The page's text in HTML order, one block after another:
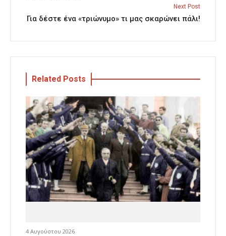
Next Post
Για δέστε ένα «τριώνυμο» τι μας σκαρώνει πάλι!
Related Posts
4 Αυγούστου 2026